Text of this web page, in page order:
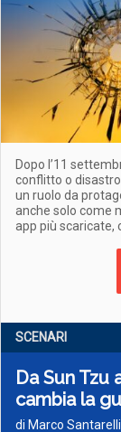
Dopo l’11
conflitto o
un ruolo da
anche solo come
app più scaricate,
SCENARI
Da Sun Tzu
cambia la
di Marco